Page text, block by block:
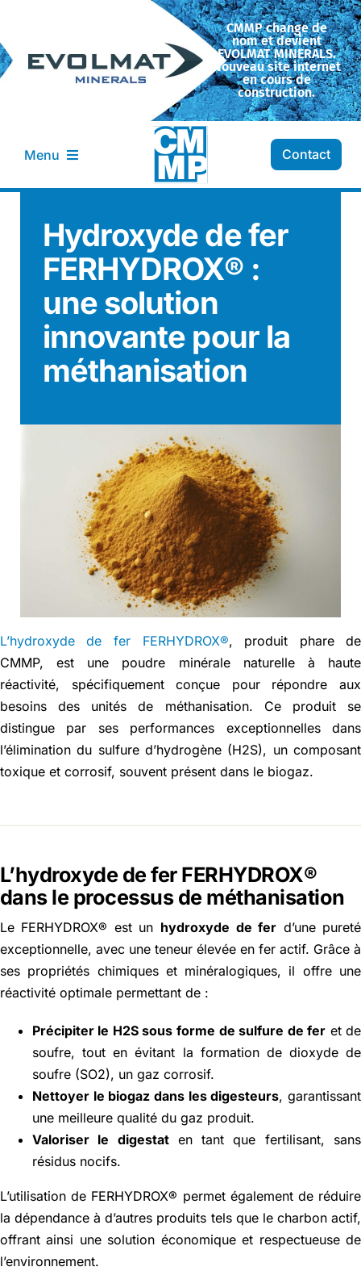
contenu
CMMP change de
nom et devient
EVOLMAT MINERALS.
Nouveau site internet
en cours de
construction.
Menu
Transformation
Nos minéraux
Actualités
Contact
Contact
Hydroxyde de fer
FERHYDROX® :
une solution
innovante pour la
méthanisation
L’hydroxyde de fer FERHYDROX®, produit phare de
CMMP, est une poudre minérale naturelle à haute
réactivité, spécifiquement conçue pour répondre aux
besoins des unités de méthanisation. Ce produit se
distingue par ses performances exceptionnelles dans
l’élimination du sulfure d’hydrogène (H2S), un composant
toxique et corrosif, souvent présent dans le biogaz.
L’hydroxyde de fer FERHYDROX®
dans le processus de méthanisation
Le FERHYDROX® est un hydroxyde de fer d’une pureté
exceptionnelle, avec une teneur élevée en fer actif. Grâce à
ses propriétés chimiques et minéralogiques, il offre une
réactivité optimale permettant de :
Précipiter le H2S sous forme de sulfure de fer et de
soufre, tout en évitant la formation de dioxyde de
soufre (SO2), un gaz corrosif.
Nettoyer le biogaz dans les digesteurs, garantissant
une meilleure qualité du gaz produit.
Valoriser le digestaten tant que fertilisant, sans
résidus nocifs.
L’utilisation de FERHYDROX® permet également de réduire
la dépendance à d’autres produits tels que le charbon actif,
offrant ainsi une solution économique et respectueuse de
l’environnement.